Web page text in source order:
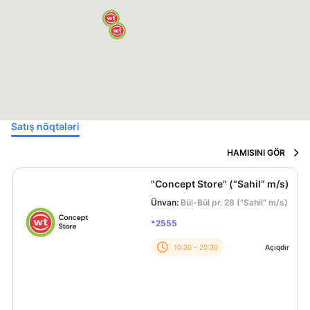
Satış nöqtələri
HAMISINI GÖR
"Concept Store" (“Sahil” m/s)
Ünvan: Bül-Bül pr. 28 (“Sahil” m/s)
*2555
10:30 - 20:30 Açıqdır